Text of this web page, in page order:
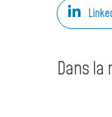
Dans